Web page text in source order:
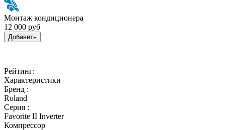
Монтаж кондиционера
12 000 руб
Добавить
Рейтинг:
Характеристики
Бренд :
Roland
Серия :
Favorite II Inverter
Компрессор